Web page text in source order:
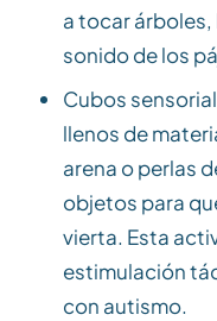
a tocar árboles,
sonido de los
Cubos
llenos de
arena o perlas
objetos para
vierta. Esta
estimulación
con autismo.